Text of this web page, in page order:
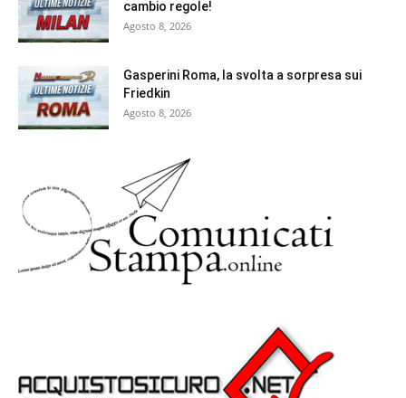
cambio regole!
Agosto 8, 2026
Gasperini Roma, la svolta a sorpresa sui
Friedkin
Agosto 8, 2026